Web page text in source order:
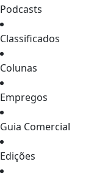
Podcasts
Classificados
Colunas
Empregos
Guia Comercial
Edições